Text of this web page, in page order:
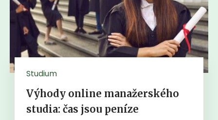
Studium
Výhody online manažerského
studia: čas jsou peníze